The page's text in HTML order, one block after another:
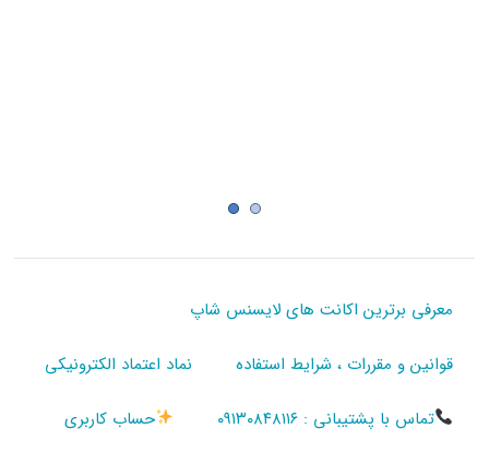
معرفی برترین اکانت های لایسنس شاپ
قوانین و مقررات ، شرایط استفاده نماد اعتماد الکترونیکی
تماس با پشتیبانی : ۰۹۱۳۰۸۴۸۱۱۶ حساب کاربری